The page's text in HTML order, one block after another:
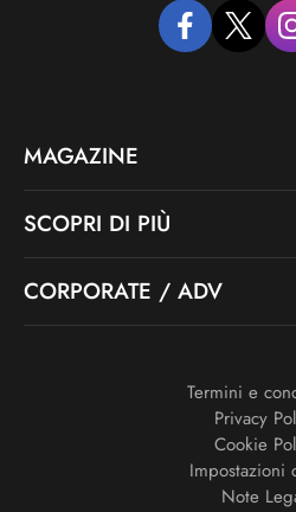
facebooktwitter
MAGAZINE
SCOPRI DI PIÙ
CORPORATE / ADV
Termini e
Privacy
Cookie
Impostazioni
Note